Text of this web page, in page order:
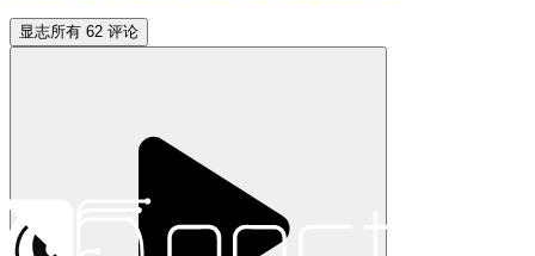
显志所有 62 评论